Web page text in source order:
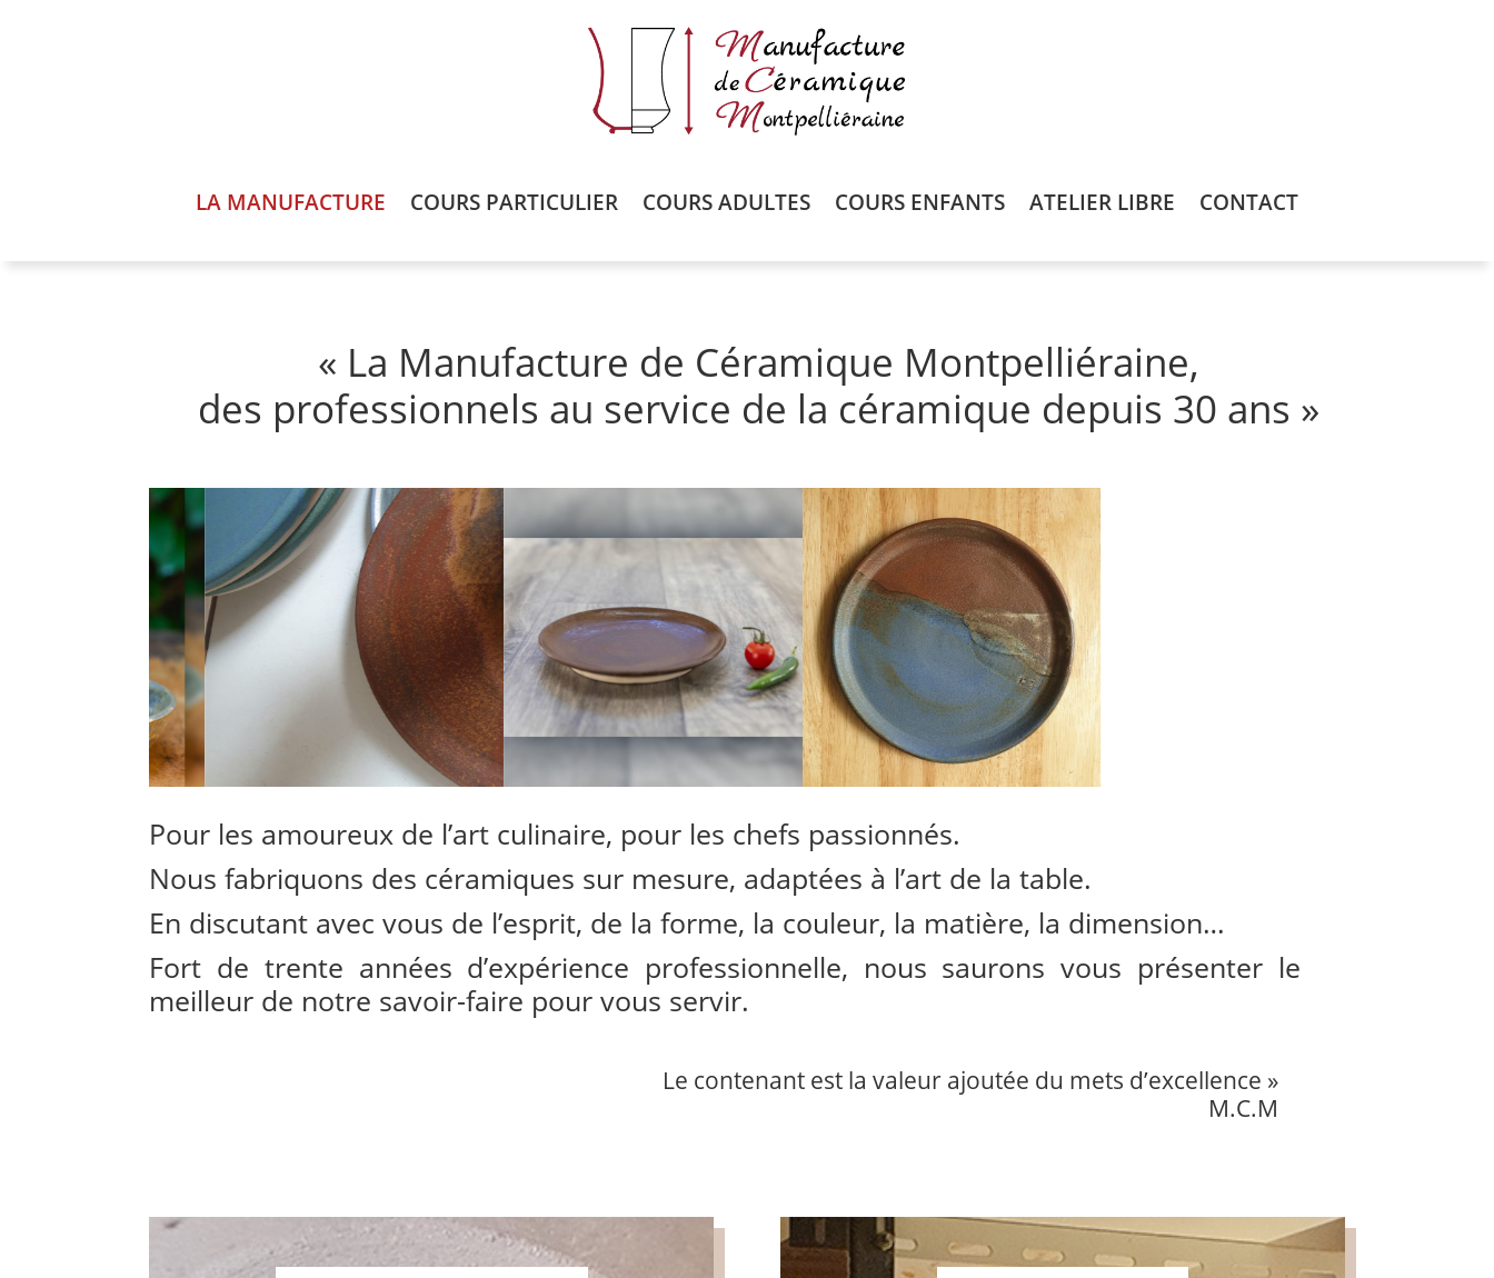
LA MANUFACTURE COURS PARTICULIER COURS ADULTES COURS ENFANTS ATELIER LIBRE CONTACT
« La Manufacture de Céramique Montpelliéraine,
des professionnels au service de la céramique depuis 30 ans »
Pour les amoureux de l’art culinaire, pour les chefs passionnés.
Nous fabriquons des céramiques sur mesure, adaptées à l’art de la table.
En discutant avec vous de l’esprit, de la forme, la couleur, la matière, la dimension…
Fort de trente années d’expérience professionnelle, nous saurons vous présenter le
meilleur de notre savoir-faire pour vous servir.
Le contenant est la valeur ajoutée du mets d’excellence »
M.C.M